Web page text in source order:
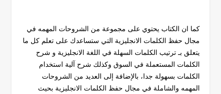
كما ان الكتاب يحتوي على مجموعة من الشروحات المهمه في
مجال حفظ الكلمات الانجليزية التي ستساعدك على تعلم كل ما
يتعلق بـ ترتيب الكلمات السهلة في اللغة الانجليزية و شرح
الكلمات المستعملة في السوق وكذلك شرح آلية استخدام
الكلمات بسهولة جدا، بالإضافة إلى العديد من الشروحات
المهمه والشاملة في مجال حفظ الكلمات الانجليزية بحيث